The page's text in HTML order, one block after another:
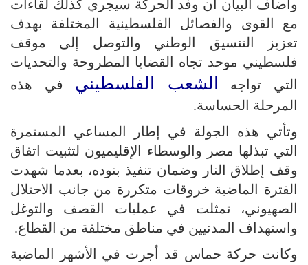
وأضاف البيان أن وفد الحركة سيجري كذلك لقاءات
مع القوى والفصائل الفلسطينية المختلفة بهدف
تعزيز التنسيق الوطني والتوصل إلى موقف
فلسطيني موحد تجاه القضايا المطروحة والتحديات
التي تواجه
الشعب الفلسطيني في هذه
المرحلة الحساسة.
وتأتي هذه الجولة في إطار المساعي المستمرة
التي تبذلها مصر والوسطاء الإقليميون لتثبيت اتفاق
وقف إطلاق النار وضمان تنفيذ بنوده، بعدما شهدت
الفترة الماضية خروقات متكررة من جانب الاحتلال
الصهيوني، تمثلت في عمليات القصف والتوغل
واستهداف المدنيين في مناطق مختلفة من القطاع.
وكانت حركة حماس قد أجرت في الأشهر الماضية